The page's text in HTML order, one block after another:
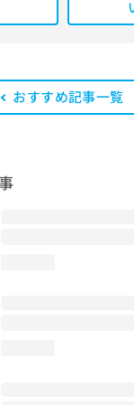
た編集体制を整えてお
は、一般社団法人薬機
います。
おすすめ記事一覧